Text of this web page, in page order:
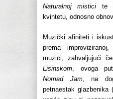
Naturalnoj mistici te
kvintetu, odnosno
Muzički afiniteti i
prema
muzici, zahvaljujući
Lisinskom , ovoga
Nomad Jam, na
petnaestak